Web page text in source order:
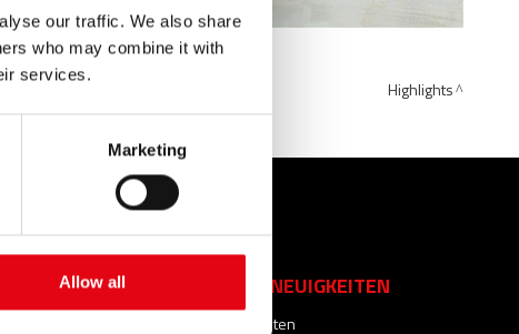
our traffic. We also share
who may combine it with
services.
Marketing
Allow all
Highlights
LEISTUNGEN
NACHRICHTEN & NEUIGKEITEN
Nachrichten & Neuigkeiten